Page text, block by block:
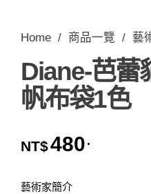
Home / 商品一覽 / 藝
Diane-芭蕾
帆布袋1色
NT$480 .
藝術家簡介